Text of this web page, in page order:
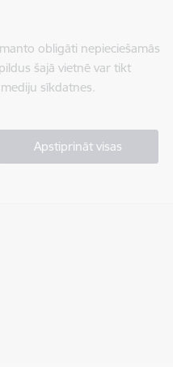
obligāti nepieciešamās
šajā vietnē var tikt
sīkdatnes.
Apstiprināt visas